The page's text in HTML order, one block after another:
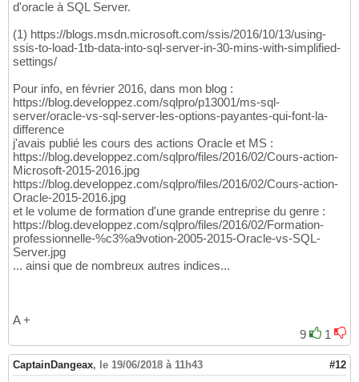
d'oracle à SQL Server.
(1) https://blogs.msdn.microsoft.com/ssis/2016/10/13/using-
ssis-to-load-1tb-data-into-sql-server-in-30-mins-with-simplified-
settings/
Pour info, en février 2016, dans mon blog :
https://blog.developpez.com/sqlpro/p13001/ms-sql-
server/oracle-vs-sql-server-les-options-payantes-qui-font-la-
difference
j'avais publié les cours des actions Oracle et MS :
https://blog.developpez.com/sqlpro/files/2016/02/Cours-action-
Microsoft-2015-2016.jpg
https://blog.developpez.com/sqlpro/files/2016/02/Cours-action-
Oracle-2015-2016.jpg
et le volume de formation d'une grande entreprise du genre :
https://blog.developpez.com/sqlpro/files/2016/02/Formation-
professionnelle-%c3%a9votion-2005-2015-Oracle-vs-SQL-
Server.jpg
... ainsi que de nombreux autres indices...
A +
9
1
CaptainDangeax, le 19/06/2018 à 11h43 #12